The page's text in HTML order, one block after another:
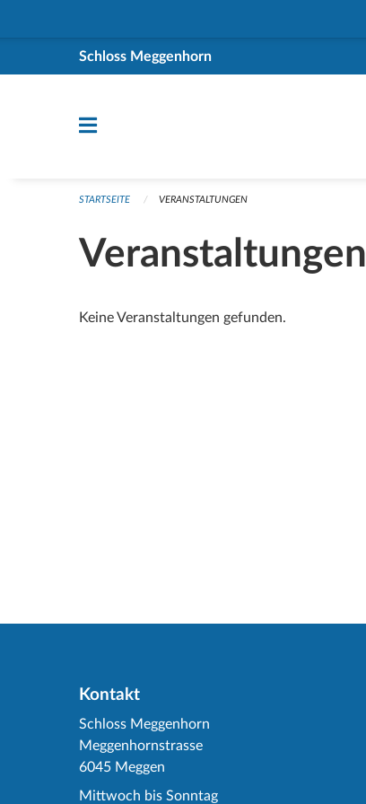
Schloss Meggenhorn
STARTSEITE VERANSTALTUNGEN
Veranstaltungen
Keine Veranstaltungen gefunden.
Kontakt
Schloss Meggenhorn
Meggenhornstrasse
6045 Meggen
Mittwoch bis Sonntag